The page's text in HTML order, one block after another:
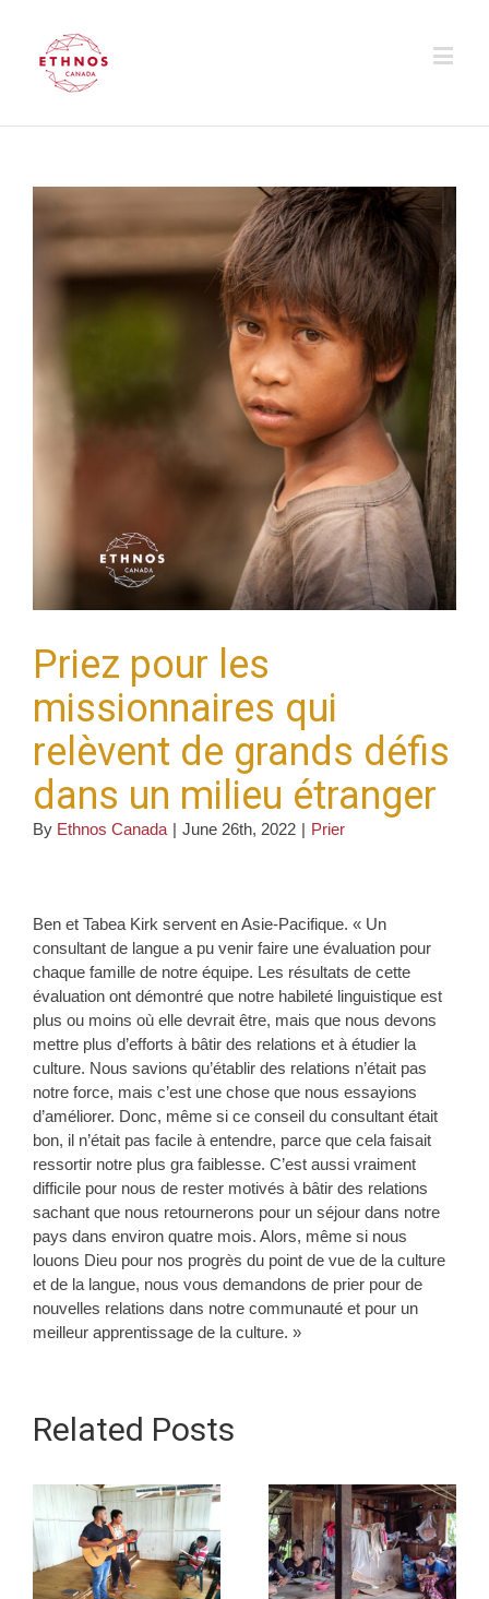
Priez pour les
missionnaires qui
relèvent de grands défis
dans un milieu étranger
By Ethnos Canada | June 26th, 2022 | Prier
Ben et Tabea Kirk servent en Asie-Pacifique. « Un
consultant de langue a pu venir faire une évaluation pour
chaque famille de notre équipe. Les résultats de cette
évaluation ont démontré que notre habileté linguistique est
plus ou moins où elle devrait être, mais que nous devons
mettre plus d’efforts à bâtir des relations et à étudier la
culture. Nous savions qu’établir des relations n’était pas
notre force, mais c’est une chose que nous essayions
d’améliorer. Donc, même si ce conseil du consultant était
bon, il n’était pas facile à entendre, parce que cela faisait
ressortir notre plus gra faiblesse. C’est aussi vraiment
difficile pour nous de rester motivés à bâtir des relations
sachant que nous retournerons pour un séjour dans notre
pays dans environ quatre mois. Alors, même si nous
louons Dieu pour nos progrès du point de vue de la culture
et de la langue, nous vous demandons de prier pour de
nouvelles relations dans notre communauté et pour un
meilleur apprentissage de la culture. »
Related Posts